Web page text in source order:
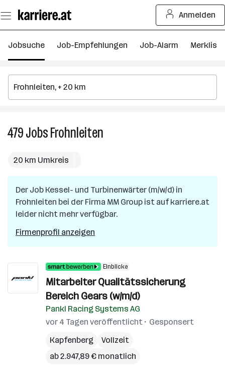
Seiteninhalt
springen
Anmelden
Jobsuche Job-Empfehlungen Job-Alarm Merkliste
479JobsFrohnleiten
20 km Umkreis
Der Job Kessel- und Turbinenwärter (m/w/d) in
Frohnleiten bei der Firma MM Group ist auf karriere.at
leider nicht mehr verfügbar.
Firmenprofil anzeigen
Einblicke
Mitarbeiter Qualitätssicherung
Bereich Gears (w/m/d)
Pankl Racing Systems AG
vor 4 Tagen veröffentlicht
Gesponsert
Kapfenberg
Vollzeit
ab 2.947,89 € monatlich